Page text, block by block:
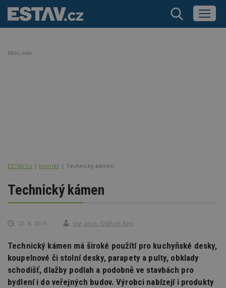
REKLAMA
ESTAV.cz Interiér Technický kámen
Technický kámen
22. 8. 2014 Ing. arch. Oldřich Rejl
Technický kámen má široké použítí pro kuchyňské desky,
koupelnové či stolní desky, parapety a pulty, obklady
schodišť, dlažby podlah a podobně ve stavbách pro
bydlení i do veřejných budov. Výrobci nabízejí i produkty